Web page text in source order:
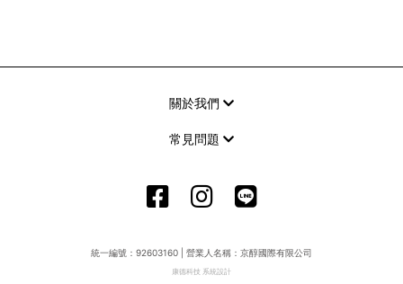
關於我們
常見問題
統一編號：92603160 | 營業人名稱：京醇國際有限公司
康德科技 系統設計